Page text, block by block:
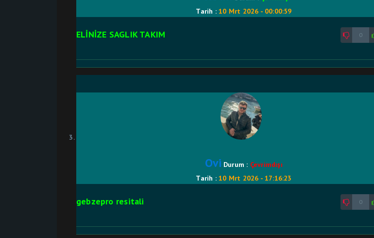
Tarih :10 Mrt 2026 - 00:00:59
0
ELİNİZE SAGLIK TAKIM
Ovi Durum : Çevrimdışı
Tarih :10 Mrt 2026 - 17:16:23
0
gebzepro resitali